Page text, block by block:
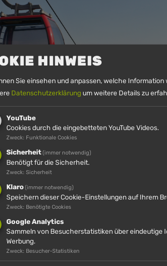
Kinder begleitet wird, erhält beim Ticketkauf
HINWEIS
Sie einsehen und anpassen, welche
Datenschutzerklärung um weitere Details zu
YouTube
Cookies durch die eingebetteten YouTube Videos.
Zweck: Funktionale Cookies
Sicherheit(immer notwendig)
Benötigt für die Sicherheit.
Zweck: Sicherheit
Klaro (immer notwendig)
Speichern dieser Cookie-Einstellungen auf Ihrem
Zweck: Benötigte Cookies
Google Analytics
Sammeln von Besucherstatistiken über eindeutige
Werbung.
Zweck: Besucher-Statistiken